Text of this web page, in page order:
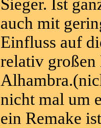
Sieger. Ist
auch mit
Einfluss auf
relativ großen
nicht mal um
ein Remake